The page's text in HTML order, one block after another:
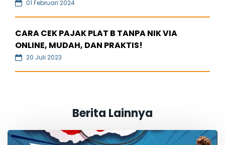
01 Februari 2024
CARA CEK PAJAK PLAT B TANPA NIK VIA
ONLINE, MUDAH, DAN PRAKTIS!
20 Juli 2023
Berita Lainnya